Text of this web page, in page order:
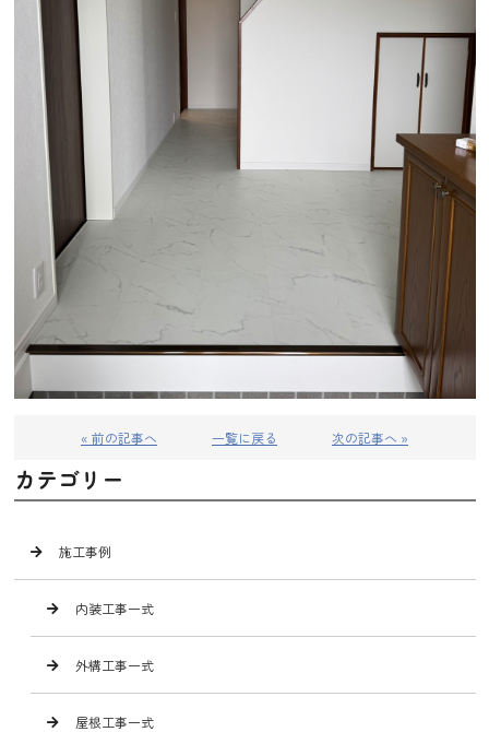
« 前の記事へ 一覧に戻る 次の記事へ »
カテゴリー
施工事例
内装工事一式
外構工事一式
屋根工事一式